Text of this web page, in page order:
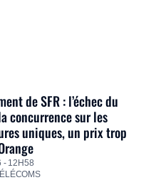
de SFR : l’échec du
concurrence sur les
uniques, un prix trop
- 12H58